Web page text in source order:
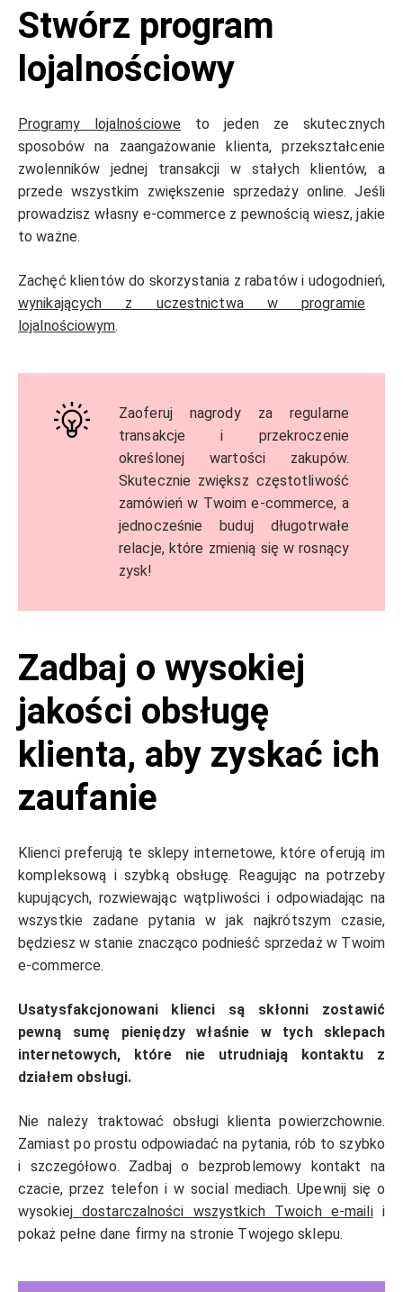
Stwórz program
lojalnościowy
Programy lojalnościowe to jeden ze skutecznych
sposobów na zaangażowanie klienta, przekształcenie
zwolenników jednej transakcji w stałych klientów, a
przede wszystkim zwiększenie sprzedaży online. Jeśli
prowadzisz własny e-commerce z pewnością wiesz, jakie
to ważne.
Zachęć klientów do skorzystania z rabatów i udogodnień,
wynikających z uczestnictwa w programie
lojalnościowym.
Zaoferuj nagrody za regularne
transakcje i przekroczenie
określonej wartości zakupów.
Skutecznie zwiększ częstotliwość
zamówień w Twoim e-commerce, a
jednocześnie buduj długotrwałe
relacje, które zmienią się w rosnący
zysk!
Zadbaj o wysokiej
jakości obsługę
klienta, aby zyskać ich
zaufanie
Klienci preferują te sklepy internetowe, które oferują im
kompleksową i szybką obsługę. Reagując na potrzeby
kupujących, rozwiewając wątpliwości i odpowiadając na
wszystkie zadane pytania w jak najkrótszym czasie,
będziesz w stanie znacząco podnieść sprzedaż w Twoim
e-commerce.
Usatysfakcjonowani klienci są skłonni zostawić
pewną sumę pieniędzy właśnie w tych sklepach
internetowych, które nie utrudniają kontaktu z
działem obsługi.
Nie należy traktować obsługi klienta powierzchownie.
Zamiast po prostu odpowiadać na pytania, rób to szybko
i szczegółowo. Zadbaj o bezproblemowy kontakt na
czacie, przez telefon i w social mediach. Upewnij się o
wysokiejdostarczalności wszystkich Twoich e-mailii
pokaż pełne dane firmy na stronie Twojego sklepu.